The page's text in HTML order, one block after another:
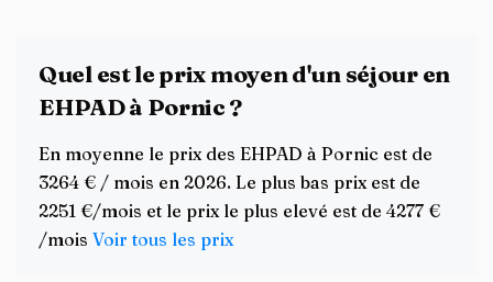
Quel est le prix moyen d'un séjour en
EHPAD à Pornic ?
En moyenne le prix des EHPAD à Pornic est de
3264 € / mois en 2026. Le plus bas prix est de
2251 €/mois et le prix le plus elevé est de 4277 €
/mois Voir tous les prix